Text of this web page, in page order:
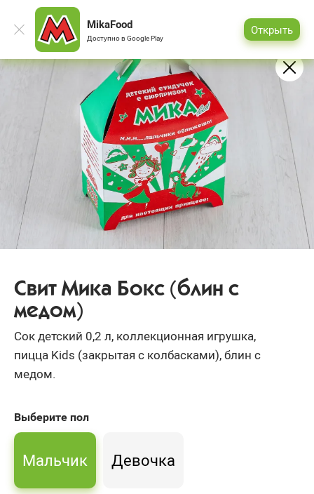
MikaFood
Доступно вGoogle Play
Открыть
Свит Мика Бокс (блин с
медом)
Сок детский 0,2 л, коллекционная игрушка,
пицца Kids (закрытая с колбасками), блин с
медом.
Выберитепол
Мальчик Девочка